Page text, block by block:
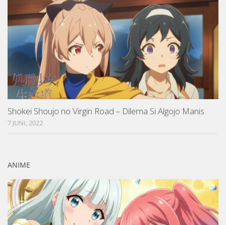
Shokei Shoujo no Virgin Road – Dilema Si Algojo Manis
7 JUNI, 2022
ANIME